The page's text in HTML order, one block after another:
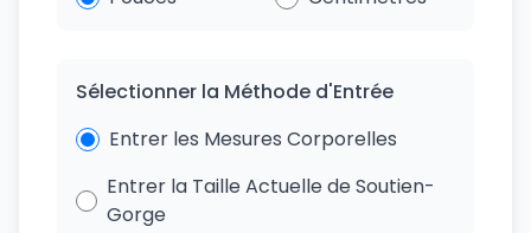
Sélectionner la Méthode d'Entrée
Entrer les Mesures Corporelles
Entrer la Taille Actuelle de Soutien-
Gorge